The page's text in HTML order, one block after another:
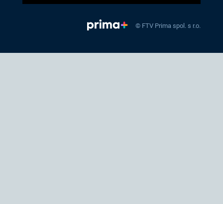
© FTV Prima spol. s r.o.